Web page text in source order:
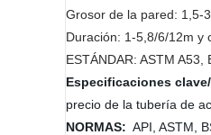
Grosor de la pared: 1,5-
Duración: 1-5,8/6/12m y
ESTÁNDAR: ASTM
Especificaciones
precio de la tubería de
NORMAS: API, ASTM,